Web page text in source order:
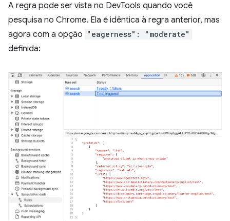
A regra pode ser vista no DevTools quando você
pesquisa no Chrome. Ela é idêntica à regra anterior, mas
agora com a opção "eagerness": "moderate"
definida: